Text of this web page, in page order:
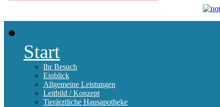
Start
Ihr Besuch
Einblick
Allgemeine Leistungen
Leitbild / Konzept
Tierärztliche Hausapotheke